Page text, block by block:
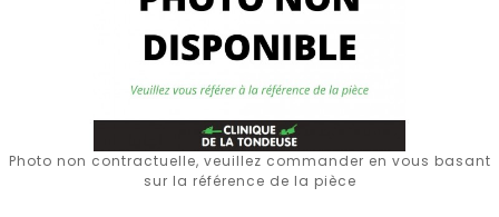
Photo non contractuelle, veuillez commander en vous basant
sur la référence de la pièce